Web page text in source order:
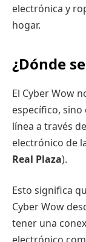
electrónica y
hogar.
¿Dónde
El Cyber Wow
específico,
línea a través
electrónico de
Real Plaza).
Esto significa
Cyber Wow
tener una